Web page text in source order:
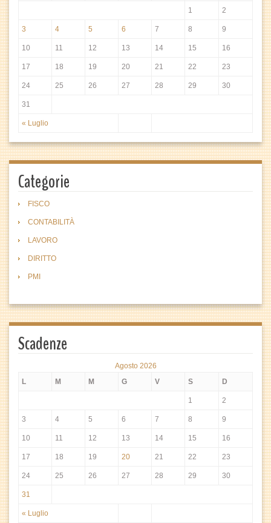
« Luglio
1 2
3 4 5 6 7 8 9
10 11 12 13 14 15 16
17 18 19 20 21 22 23
24 25 26 27 28 29 30
31
Categorie
FISCO
CONTABILITÀ
LAVORO
DIRITTO
PMI
Scadenze
Agosto 2026
L
M M G V S D
« Luglio
1 2
3 4 5 6 7 8 9
10 11 12 13 14 15 16
17 18 19 20 21 22 23
24 25 26 27 28 29 30
31